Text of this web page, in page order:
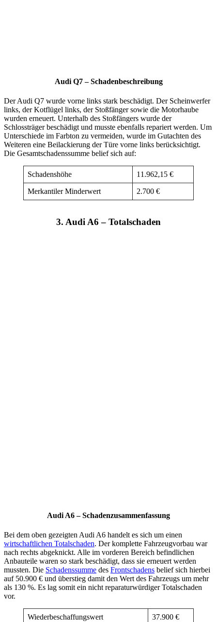
Audi Q7 – Schadenbeschreibung
Der Audi Q7 wurde vorne links stark beschädigt. Der Scheinwerfer
links, der Kotflügel links, der Stoßfänger sowie die Motorhaube
wurden erneuert. Unterhalb des Stoßfängers wurde der
Schlossträger beschädigt und musste ebenfalls repariert werden. Um
Unterschiede im Farbton zu vermeiden, wurde im Gutachten des
Weiteren eine Beilackierung der Türe vorne links berücksichtigt.
Die Gesamtschadenssumme belief sich auf:
Schadenshöhe 11.962,15 €
Merkantiler Minderwert 2.700 €
3. Audi A6 – Totalschaden
Audi A6 – Schadenzusammenfassung
Bei dem oben gezeigten Audi A6 handelt es sich um einen
wirtschaftlichen Totalschaden. Der komplette Fahrzeugvorbau war
nach rechts abgeknickt. Alle im vorderen Bereich befindlichen
Anbauteile waren so stark beschädigt, dass sie erneuert werden
mussten. Die Schadenssumme des Frontschadens belief sich hierbei
auf 50.900 € und überstieg damit den Wert des Fahrzeugs um mehr
als 130 %. Es lag somit ein nicht reparaturwürdiger Totalschaden
vor.
Wiederbeschaffungswert 37.900 €